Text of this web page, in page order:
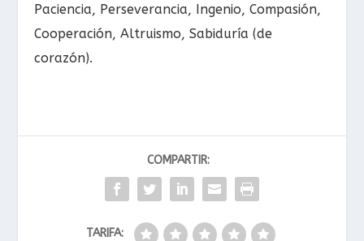
Paciencia, Perseverancia, Ingenio, Compasión,
Cooperación, Altruismo, Sabiduría (de
corazón).
COMPARTIR:
TARIFA: